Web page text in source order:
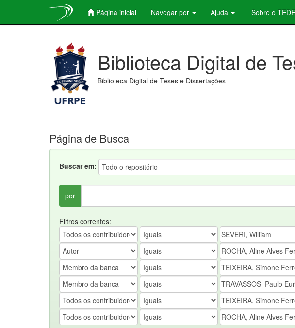
Página inicial Navegar por Ajuda Sobre o TEDE
Biblioteca Digital de
Biblioteca Digital de Teses e Dissertações
Página de Busca
Buscar em:
por
Filtros correntes: